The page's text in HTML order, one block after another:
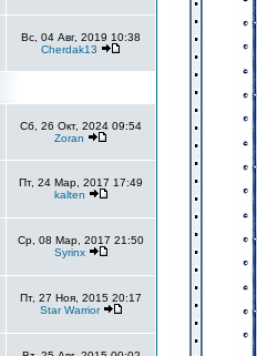
Вс, 04 Авг, 2019 10:38
Cherdak13
Сб, 26 Окт, 2024 09:54
Zoran
Пт, 24 Мар, 2017 17:49
kalten
Ср, 08 Мар, 2017 21:50
Syrinx
Пт, 27 Ноя, 2015 20:17
Star Warrior